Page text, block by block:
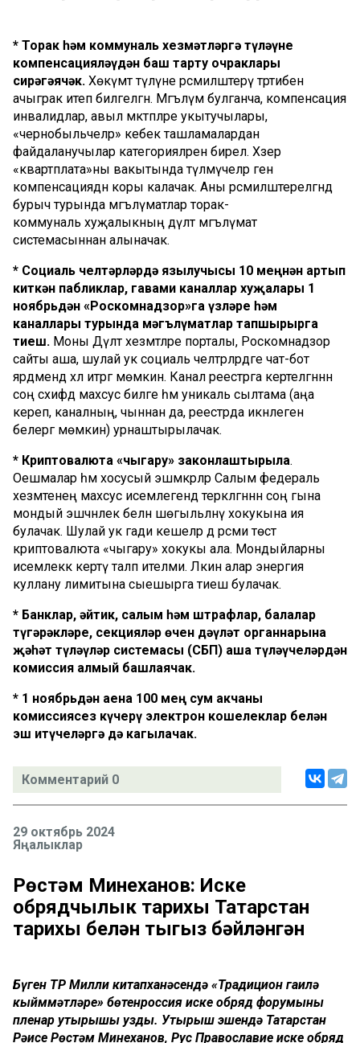
* Торак һәм коммуналь хезмәтләргә түләүне
компенсацияләүдән баш тарту очраклары
сирәгәячәк. Хөкүмәт түләүне рәсмиләштерү тәртибен
ачыграк итеп билгеләгән. Мәгълүм булганча, компенсация
инвалидлар, авыл мәктәпләре укытучылары,
«чернобыльчеләр» кебек ташламалардан
файдаланучылар категорияләренә бирелә. Хәзер
«квартплата»ны вакытында түләмәүчеләр генә
компенсациядән коры калачак. Аны рәсмиләштерелгәндә
бурыч турында мәгълүматлар торак-
коммуналь хуҗалыкның дәүләт мәгълүмат
системасыннан алыначак.
* Социаль челтәрләрдә язылучысы 10 меңнән артып
киткән пабликлар, гавами каналлар хуҗалары 1
ноябрьдән «Роскомнадзор»га үзләре һәм
каналлары турында мәгълүматлар тапшырырга
тиеш. Моны Дәүләт хезмәтләре порталы, Роскомнадзор
сайты аша, шулай ук социаль челтәрләрдәге чат-бот
ярдәмендә хәл итәргә мөмкин. Канал реестрга кертелгәннән
соң сәхифәдә махсус билге һәм уникаль сылтама (аңа
кереп, каналның, чыннан да, реестрда икәнлеген
белергә мөмкин) урнаштырылачак.
* Криптовалюта «чыгару» законлаштырыла.
Оешмалар һәм хосусый эшмәкәрләр Салым федераль
хезмәтенең махсус исемлегендә теркәлгәннән соң гына
мондый эшчәнлек белән шөгыльләнү хокукына ия
булачак. Шулай ук гади кешеләр дә рәсми төстә
криптовалюта «чыгару» хокукы ала. Мондыйларны
исемлеккә кертү таләп ителми. Ләкин алар энергия
куллану лимитына сыешырга тиеш булачак.
* Банклар, әйтик, салым һәм штрафлар, балалар
түгәрәкләре, секцияләр өчен дәүләт органнарына
җәһәт түләүләр системасы (СБП) аша түләүчеләрдән
комиссия алмый башлаячак.
* 1 ноябрьдән аена 100 мең сум акчаны
комиссиясез күчерү электрон кошелеклар белән
эш итүчеләргә дә кагылачак.
Комментарий 0
29 октябрь 2024
Яңалыклар
Рөстәм Миңнеханов: Иске
обрядчылык тарихы Татарстан
тарихы белән тыгыз бәйләнгән
Бүген ТР Милли китапханәсендә «Традицион гаилә
кыйммәтләре» бөтенроссия иске обряд форумының
пленар утырышы узды. Утырыш эшендә Татарстан
Рәисе Рөстәм Миңнеханов, Рус Православие иске обряд